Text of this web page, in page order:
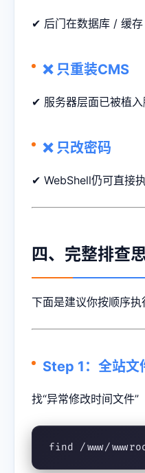
✔ 后门在数据库 / 缓
❌ 只重装CMS
✔ 服务器层面已被植
❌ 只改密码
✔ WebShell仍可直接
四、完整排查
下面是建议你按顺序执
Step 1：全站文
找“异常修改时间文件”
find /www/